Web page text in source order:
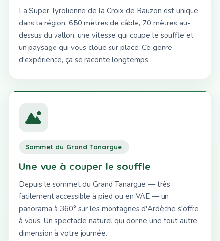
La Super Tyrolienne de la Croix de Bauzon est unique
dans la région. 650 mètres de câble, 70 mètres au-
dessus du vallon, une vitesse qui coupe le souffle et
un paysage qui vous cloue sur place. Ce genre
d'expérience, ça se raconte longtemps.
Sommet du Grand Tanargue
Une vue à couper le souffle
Depuis le sommet du Grand Tanargue — très
facilement accessible à pied ou en VAE — un
panorama à 360° sur les montagnes d'Ardèche s'offre
à vous. Un spectacle naturel qui donne une tout autre
dimension à votre journée.